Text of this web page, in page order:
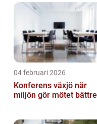
04 februari 2026
Konferens växjö när
miljön gör mötet bättre